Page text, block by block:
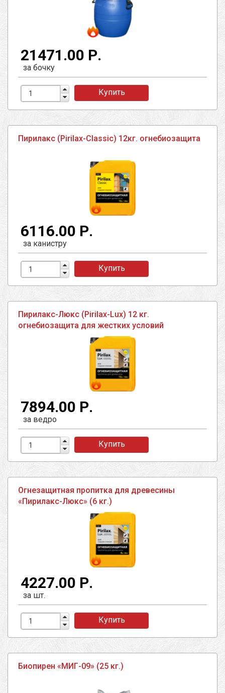
21471.00 Р.
за бочку
Купить
Пирилакс (Pirilax-Classic) 12кг. огнебиозащита
6116.00 Р.
за канистру
Купить
Пирилакс-Люкс (Pirilax-Lux) 12 кг.
огнебиозащита для жестких условий
7894.00 Р.
за ведро
Купить
Огнезащитная пропитка для древесины
«Пирилакс-Люкс» (6 кг.)
4227.00 Р.
за шт.
Купить
Биопирен «МИГ-09» (25 кг.)